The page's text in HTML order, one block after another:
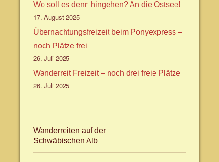
Wo soll es denn hingehen? An die Ostsee!
17. August 2025
Übernachtungsfreizeit beim Ponyexpress –
noch Plätze frei!
26. Juli 2025
Wanderreit Freizeit – noch drei freie Plätze
26. Juli 2025
Wanderreiten auf der
Schwäbischen Alb